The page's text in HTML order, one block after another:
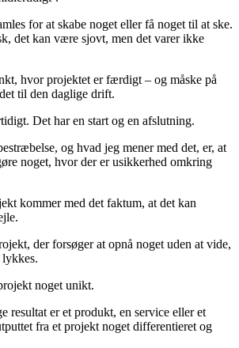
for at skabe noget eller få noget til at ske.
det kan være sjovt, men det varer ikke
hvor projektet er færdigt – og måske på
til den daglige drift.
Det har en start og en afslutning.
og hvad jeg mener med det, er, at
noget, hvor der er usikkerhed omkring
kommer med det faktum, at det kan
der forsøger at opnå noget uden at vide,
noget unikt.
resultat er et produkt, en service eller et
fra et projekt noget differentieret og